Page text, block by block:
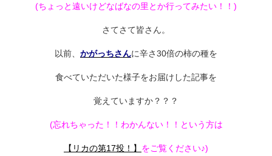
(ちょっと遠いけどなばなの里とか行ってみたい！！)
さてさて皆さん。
以前、 かがっちさんに辛さ30倍の柿の種を
食べていただいた様子をお届けした記事を
覚えていますか？？？
(忘れちゃった！！わかんない！！という方は
【リカの第17投！】 をご覧ください♪)